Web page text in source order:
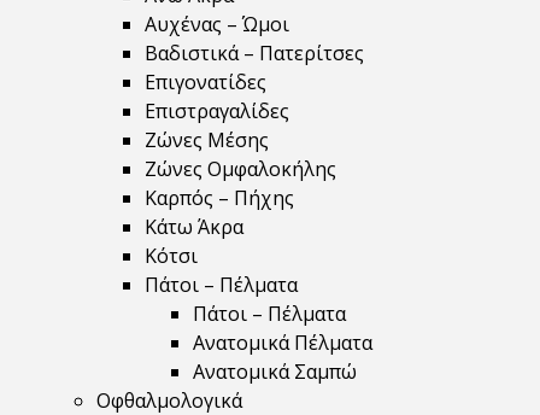
Αυχένας – Ώμοι
Βαδιστικά – Πατερίτσες
Επιγονατίδες
Επιστραγαλίδες
Ζώνες Μέσης
Ζώνες Ομφαλοκήλης
Καρπός – Πήχης
Κάτω Άκρα
Κότσι
Πάτοι – Πέλματα
Πάτοι – Πέλματα
Ανατομικά Πέλματα
Ανατομικά Σαμπώ
Οφθαλμολογικά